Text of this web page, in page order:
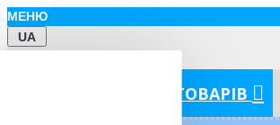
МЕНЮ
UA
КАТЕГОРІЇ ТОВАРІВ